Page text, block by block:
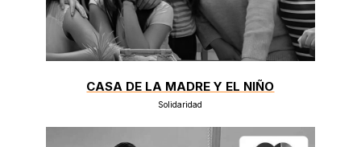
CASA DE LA MADRE Y EL NIÑO
Solidaridad